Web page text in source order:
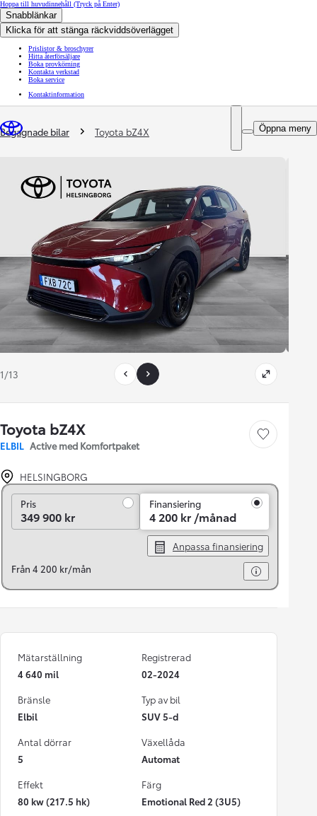
Hoppa till huvudinnehåll (Tryck på Enter)
Snabblänkar
Klicka för att stänga räckviddsöverlägget
Prislistor & broschyrer
Hitta återförsäljare
Boka provkörning
Kontakta verkstad
Boka service
Kontaktinformation
Öppna meny
You are here
Begagnade bilar Toyota bZ4X
1/13
Toyota bZ4X
ELBIL Active med Komfortpaket
Save car
HELSINGBORG
PrisPris
349 900 kr
Finansiering
4 200 kr /månad
Anpassa finansiering
Från 4 200 kr/mån
Mätarställning
4 640 mil
Registrerad
02-2024
Bränsle
Elbil
Typ av bil
SUV 5-d
Antal dörrar
5
Växellåda
Automat
Effekt
80 kw (217.5 hk)
Färg
Emotional Red 2 (3U5)